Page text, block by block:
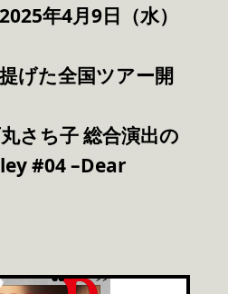
年4月9日（水）
げた全国ツアー開
さち子 総合演出の
#04 –Dear